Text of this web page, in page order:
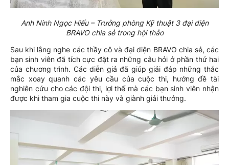
Anh Ninh Ngọc Hiếu – Trưởng phòng Kỹ thuật 3 đại diện
BRAVO chia sẻ trong hội thảo
Sau khi lắng nghe các thầy cô và đại diện BRAVO chia sẻ, các
bạn sinh viên đã tích cực đặt ra những câu hỏi ở phần thứ hai
của chương trình. Các diễn giả đã giúp giải đáp những thắc
mắc xoay quanh các yêu cầu của cuộc thi, hướng đề tài
nghiên cứu cho các đội thi, lợi thế mà các bạn sinh viên nhận
được khi tham gia cuộc thi này và giành giải thưởng.